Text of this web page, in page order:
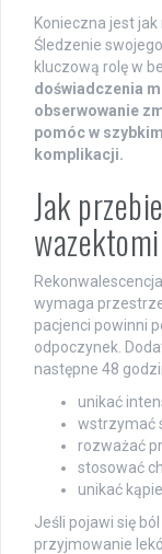
Konieczna jest
Śledzenie
kluczową rolę w
doświadczenia
obserwowanie
pomóc w
komplikacji.
Jak
wymaga
pacjenci powinni
odpoczynek.
następne 48
unikać
wstrzymać
rozważać
stosować
unikać
Jeśli pojawi się
przyjmowanie